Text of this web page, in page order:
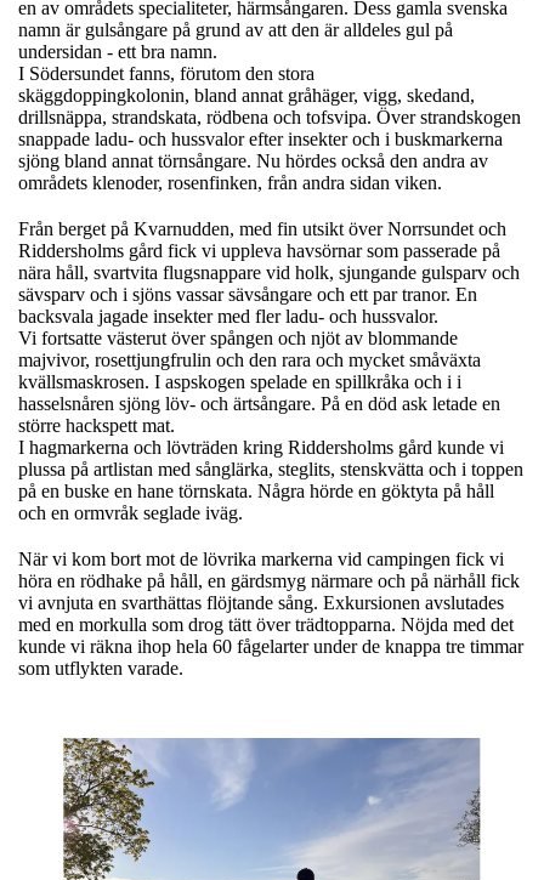
en av områdets specialiteter, härmsångaren. Dess gamla svenska
namn är gulsångare på grund av att den är alldeles gul på
undersidan - ett bra namn.
I Södersundet fanns, förutom den stora
skäggdoppingkolonin, bland annat gråhäger, vigg, skedand,
drillsnäppa, strandskata, rödbena och tofsvipa. Över strandskogen
snappade ladu- och hussvalor efter insekter och i buskmarkerna
sjöng bland annat törnsångare. Nu hördes också den andra av
områdets klenoder, rosenfinken, från andra sidan viken.
Från berget på Kvarnudden, med fin utsikt över Norrsundet och
Riddersholms gård fick vi uppleva havsörnar som passerade på
nära håll, svartvita flugsnappare vid holk, sjungande gulsparv och
sävsparv och i sjöns vassar sävsångare och ett par tranor. En
backsvala jagade insekter med fler ladu- och hussvalor.
Vi fortsatte västerut över spången och njöt av blommande
majvivor, rosettjungfrulin och den rara och mycket småväxta
kvällsmaskrosen. I aspskogen spelade en spillkråka och i i
hasselsnåren sjöng löv- och ärtsångare. På en död ask letade en
större hackspett mat.
I hagmarkerna och lövträden kring Riddersholms gård kunde vi
plussa på artlistan med sånglärka, steglits, stenskvätta och i toppen
på en buske en hane törnskata. Några hörde en göktyta på håll
och en ormvråk seglade iväg.
När vi kom bort mot de lövrika markerna vid campingen fick vi
höra en rödhake på håll, en gärdsmyg närmare och på närhåll fick
vi avnjuta en svarthättas flöjtande sång. Exkursionen avslutades
med en morkulla som drog tätt över trädtopparna. Nöjda med det
kunde vi räkna ihop hela 60 fågelarter under de knappa tre timmar
som utflykten varade.